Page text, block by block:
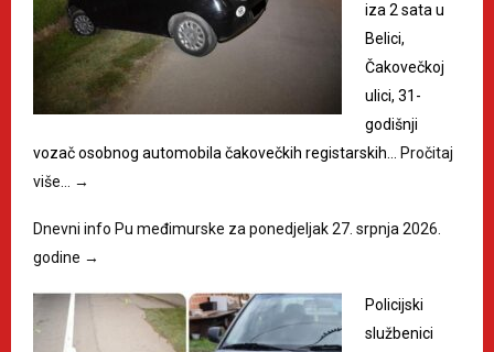
iza 2 sata u
Belici,
Čakovečkoj
ulici, 31-
godišnji
vozač osobnog automobila čakovečkih registarskih… Pročitaj
više… →
Dnevni info Pu međimurske za ponedjeljak 27. srpnja 2026.
godine →
Policijski
službenici